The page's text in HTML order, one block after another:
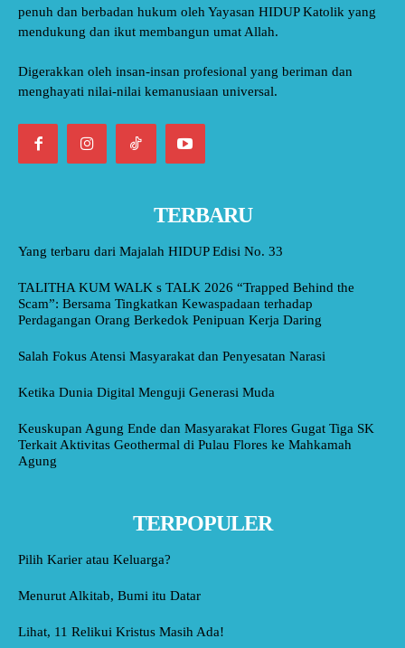
penuh dan berbadan hukum oleh Yayasan HIDUP Katolik yang
mendukung dan ikut membangun umat Allah.
Digerakkan oleh insan-insan profesional yang beriman dan
menghayati nilai-nilai kemanusiaan universal.
TERBARU
Yang terbaru dari Majalah HIDUP Edisi No. 33
TALITHA KUM WALK s TALK 2026 “Trapped Behind the
Scam”: Bersama Tingkatkan Kewaspadaan terhadap
Perdagangan Orang Berkedok Penipuan Kerja Daring
Salah Fokus Atensi Masyarakat dan Penyesatan Narasi
Ketika Dunia Digital Menguji Generasi Muda
Keuskupan Agung Ende dan Masyarakat Flores Gugat Tiga SK
Terkait Aktivitas Geothermal di Pulau Flores ke Mahkamah
Agung
TERPOPULER
Pilih Karier atau Keluarga?
Menurut Alkitab, Bumi itu Datar
Lihat, 11 Relikui Kristus Masih Ada!